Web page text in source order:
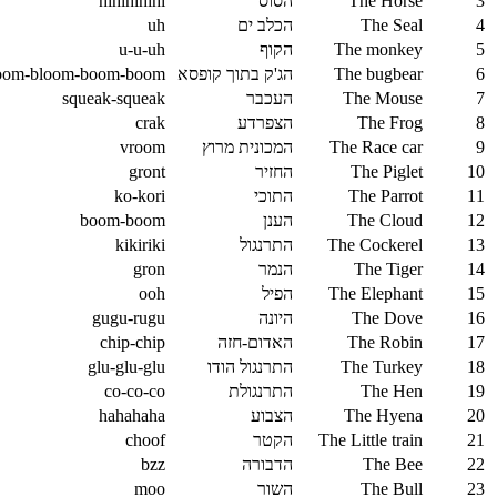
4
The Seal הכלב ים
uh
5
The monkey הקוף
u-u-uh
6
The bugbear הג'ק בתוך קופסא
bloom-boom-boom
7
The Mouse העכבר
squeak-squeak
8
The Frog הצפרדע
crak
9
The Race car המכונית מרוץ
vroom
10
The Piglet החזיר
gront
11
The Parrot התוכי
ko-kori
12
The Cloud הענן
boom-boom
13
The Cockerel התרנגול
kikiriki
14
The Tiger הנמר
gron
15
The Elephant הפיל
ooh
16
The Dove היונה
gugu-rugu
17
The Robin האדום-חזה
chip-chip
18
The Turkey התרנגול הודו
glu-glu-glu
19
The Hen התרנגולת
co-co-co
20
The Hyena הצבוע
hahahaha
21
The Little train הקטר
choof
22
The Bee הדבורה
bzz
23
The Bull השור moo